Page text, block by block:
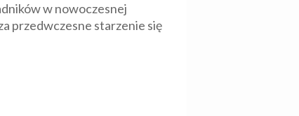
w nowoczesnej
przedwczesne starzenie się